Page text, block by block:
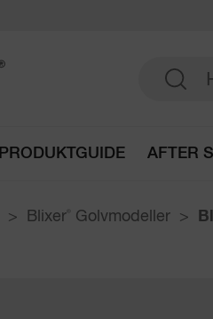
PRODUKTGUIDE AFTER
Blixer Golvmodeller
Öppna